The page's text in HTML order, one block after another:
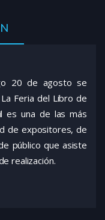
20 de agosto se
Feria del Libro de
es una de las más
de expositores, de
público que asiste
realización.